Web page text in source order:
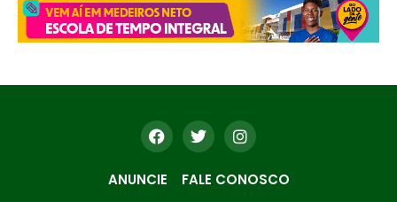
ANUNCIE FALE CONOSCO